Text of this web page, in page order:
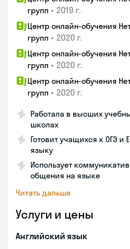
групп • 2019 г.
Центр онлайн-обучения
групп • 2020 г.
Центр онлайн-обучения
групп • 2020 г.
Центр онлайн-обучения
групп • 2020 г.
Работала в высших
школах
Готовит учащихся к ОГЭ и
языку
Использует
общения на языке
Читать дальше
Услуги и цены
Английский язык